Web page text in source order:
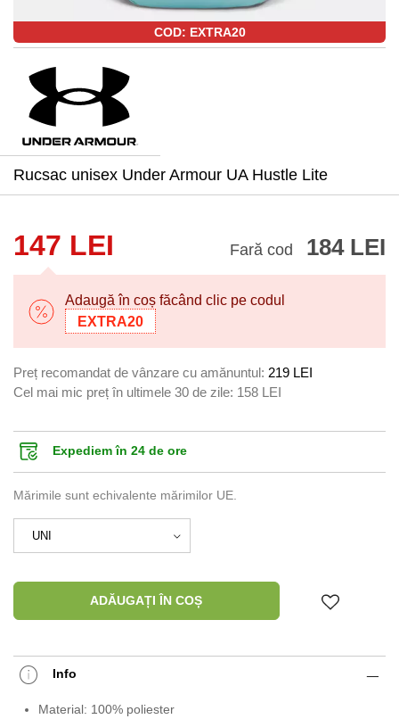
COD: EXTRA20
Rucsac unisex Under Armour UA Hustle Lite
147 LEI Fară cod 184 LEI
Adaugă în coș făcând clic pe codul
EXTRA20
Preț recomandat de vânzare cu amănuntul: 219 LEI
Cel mai mic preț în ultimele 30 de zile: 158 LEI
Expediem în 24 de ore
Mărimile sunt echivalente mărimilor UE.
ADĂUGAȚI ÎN COȘ
Info
Material: 100% poliester